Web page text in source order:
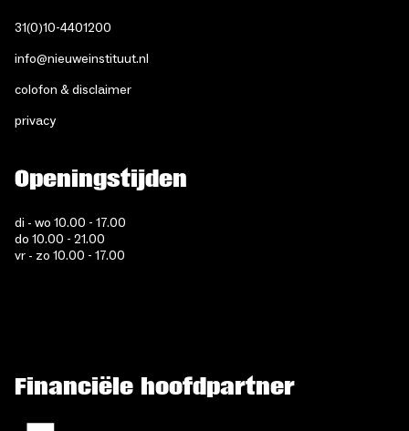
31(0)10-4401200
info@nieuweinstituut.nl
colofon & disclaimer
privacy
Openingstijden
di - wo 10.00 - 17.00
do 10.00 - 21.00
vr - zo 10.00 - 17.00
Financiële hoofdpartner